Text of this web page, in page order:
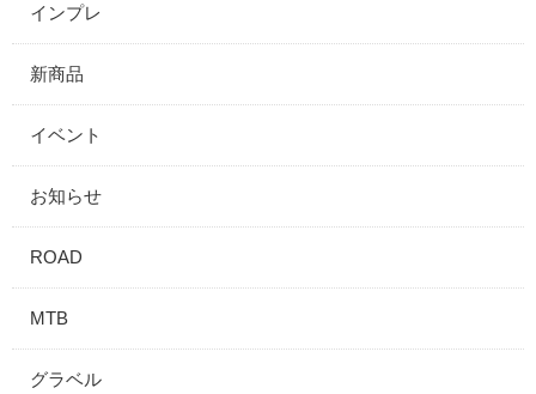
インプレ
新商品
イベント
お知らせ
ROAD
MTB
グラベル